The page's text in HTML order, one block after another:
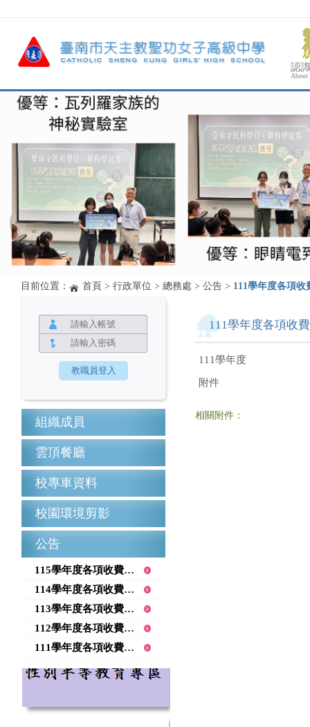
認
About
目前位置： 首頁 > 行政單位 > 總務處 > 公告 > 111學年度各項收
組織成員
雲頂餐廳
校專車資料
校園環境剪影
公告
115學年度各項收費項目公告
114學年度各項收費項目公告
113學年度各項收費項目公告
112學年度各項收費項目公告
111學年度各項收費項目公告
111學年度各項收
111學年度
附件
相關附件：